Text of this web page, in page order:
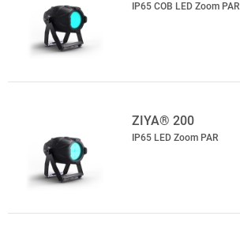
IP65 COB LED Zoom PAR
ZIYA® 200
IP65 LED Zoom PAR